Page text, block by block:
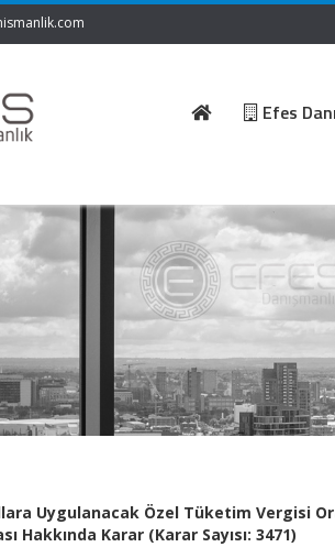
Efes
Uygulanacak Özel Tüketim Vergisi
Hakkında Karar (Karar Sayısı: 3471)